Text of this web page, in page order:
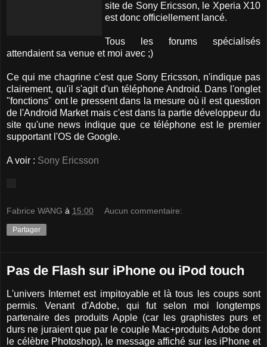
site de Sony Ericsson, le Xperia X10
est donc officiellement lancé.
Tous les forums spécialisés
attendaient sa venue et moi avec ;)
Ce qui me chagrine c'est que Sony Ericsson, n'indique pas
clairement, qu'il s'agit d'un téléphone Android. Dans l'onglet
"fonctions" ont le pressent dans la mesure où il est question
de l'Android Market mais c'est dans la partie développeur du
site qu'une news indique que ce téléphone est le premier
supportant l'OS de Google.
A voir : Sony Ericsson
Fabrice WANG à 15:00 Aucun commentaire:
Partager
Pas de Flash sur iPhone ou iPod touch
L'univers Internet est impitoyable et là tous les coups sont
permis. Venant d'Adobe, qui fut selon moi longtemps
partenaire des produits Apple (car les graphistes purs et
durs ne juraient que par le couple Mac+produits Adobe dont
le célèbre Photoshop), le message affiché sur les iPhone et